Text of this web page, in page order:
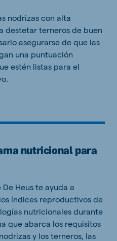
nodrizas con alta
destetar terneros de buen
asegurarse de que las
una puntuación
estén listas para el
nutricional para
Heus te ayuda a
índices reproductivos de
nutricionales durante
que abarca los requisitos
y los terneros, las